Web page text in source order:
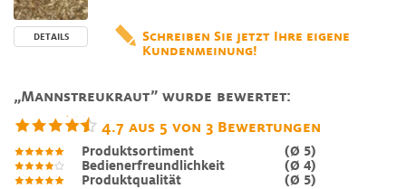
DETAILS
Schreiben Sie jetzt Ihre eigene
Kundenmeinung!
„Mannstreukraut” wurde bewertet:
4.7 aus 5 von 3 Bewertungen
Produktsortiment
(Ø 5)
Bedienerfreundlichkeit
(Ø 4)
Produktqualität
(Ø 5)